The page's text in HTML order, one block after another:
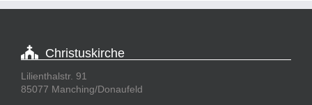
Christuskirche
Lilienthalstr. 91
85077 Manching/Donaufeld